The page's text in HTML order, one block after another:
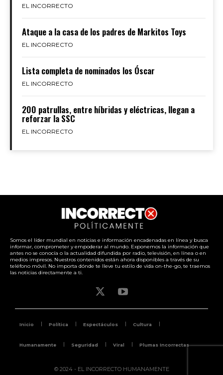
EL INCORRECTO
Ataque a la casa de los padres de Markitos Toys
EL INCORRECTO
Lista completa de nominados los Óscar
EL INCORRECTO
200 patrullas, entre híbridas y eléctricas, llegan a
reforzar la SSC
EL INCORRECTO
Somos el líder mundial en noticias e información encadenadas en línea y busca
informar, comprometer y empoderar al mundo. Exponemos la información que
antes no se conocía o la actualidad difundida por radio, televisión, en línea o en
medios impresos. Nuestros contenidos están ahora disponibles a través de su
teléfono móvil. No importa dónde te lleve tu estilo de vida on-the-go, te traemos
las noticias directamente a ti.
Inicio Política Espectáculos Cultura
Humanamente Seguridad Viral Plumas Incorrectas
© 2024 - EL INCORRECTO HUMANAMENTE